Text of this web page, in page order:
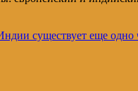
существует еще одно